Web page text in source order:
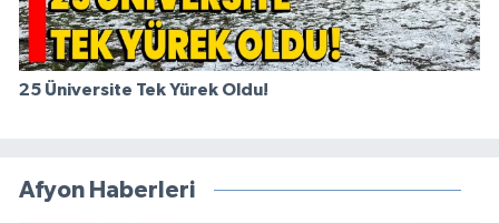
25 Üniversite Tek Yürek Oldu!
Afyon Haberleri